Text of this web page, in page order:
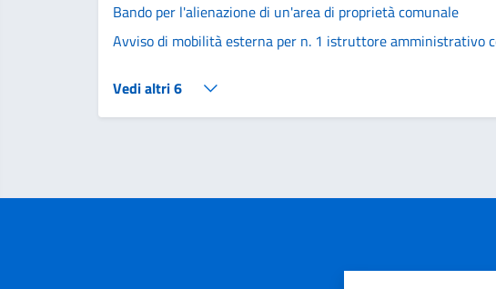
Bando per l'alienazione di un'area di proprietà comunale
Avviso di mobilità esterna per n. 1 istruttore amministrativo
Vedi altri 6